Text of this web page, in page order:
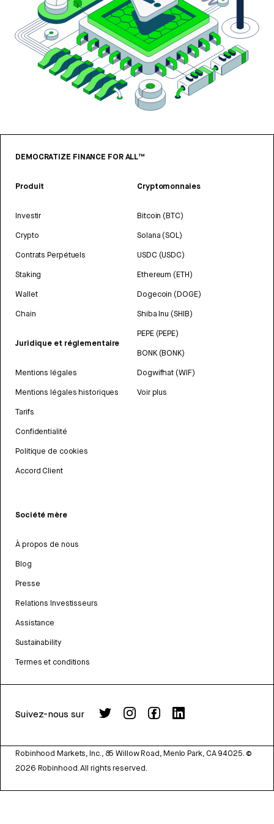
DEMOCRATIZE FINANCE FOR ALL™
Produit
Investir
Crypto
Contrats Perpétuels
Staking
Wallet
Chain
Juridique et réglementaire
Mentions légales
Mentions légales historiques
Tarifs
Confidentialité
Politique de cookies
Accord Client
Cryptomonnaies
Bitcoin (BTC)
Solana (SOL)
USDC (USDC)
Ethereum (ETH)
Dogecoin (DOGE)
Shiba Inu (SHIB)
PEPE (PEPE)
BONK (BONK)
Dogwifhat (WIF)
Voir plus
Société mère
À propos de nous
Blog
Presse
Relations Investisseurs
Assistance
Sustainability
Termes et conditions
Suivez-nous sur
Robinhood Markets, Inc., 85 Willow Road, Menlo Park, CA 94025. ©
2026 Robinhood. All rights reserved.